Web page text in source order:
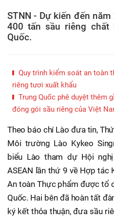
STNN - Dự kiến đến
400 tấn sầu riêng chất
Quốc.
Quy trình kiểm soát an toàn
riêng tươi xuất khẩu
Trung Quốc phê duyệt thêm
đóng gói sầu riêng của Việt
Theo báo chí Lào đưa tin,
Môi trường Lào Kykeo
biểu Lào tham dự Hội
ASEAN lần thứ 9 về Hợp
An toàn Thực phẩm được tổ
Quốc. Hai bên đã hoàn tất
ký kết thỏa thuận, đưa sầu